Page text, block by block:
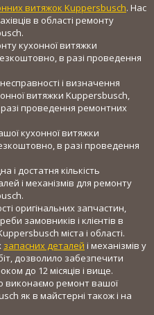
витяжок Kuppersbusch. Нас
в області ремонту
кухонної витяжки
в разі проведення
і визначення
витяжки Kuppersbusch,
проведення ремонтних
кухонної витяжки
в разі проведення
і достатня кількість
і механізмів для ремонту
оригінальних запчастин,
замовників і клієнтів в
міста і області.
запасних деталей і механізмів у
дозволило забезпечити
до 12 місяців і вище.
виконаємо ремонт вашої
як в майстерні також і на